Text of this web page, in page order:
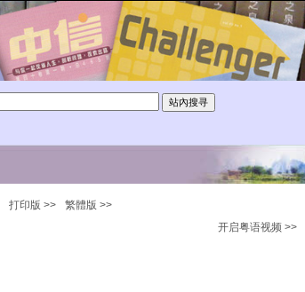
打印版 >>
繁體版 >>
开启粤语视频 >>